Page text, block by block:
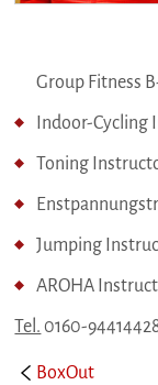
Group Fitness
Indoor-Cycling
Toning
Jumping
AROHA
Tel. 0160-
BoxOut